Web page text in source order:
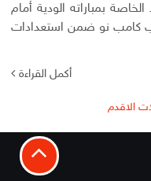
بمباراته الودية أمام
كامب نو ضمن استعدادات
أكمل القراءة
الاقدم